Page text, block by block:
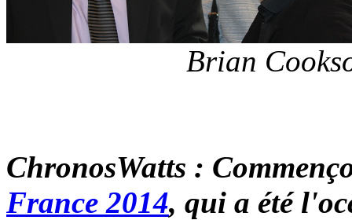
Brian
ChronosWatts :
France 2014, qui a été